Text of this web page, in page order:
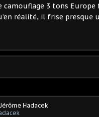
3 tons
réalité, il frise presque
Hadacek